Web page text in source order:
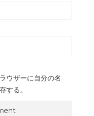
ウザーに自分の名
する。